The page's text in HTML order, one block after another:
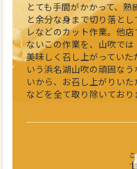
とても手間がかかって、熟
と余分な身まで切り落とし
レなどのカット作業。他
ないこの作業を、山吹では
美味しく召し上がっていた
いう浜名湖山吹の頑固な
いから、お召し上がりい
などを全て取り除いており